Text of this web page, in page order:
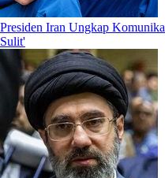
Presiden Iran Ungkap
Sulit'